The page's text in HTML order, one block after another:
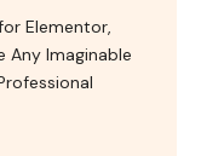
Elementor,
Any Imaginable